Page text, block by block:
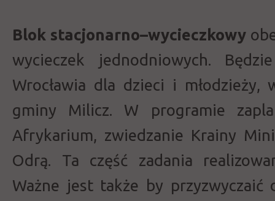
Blok stacjonarno–wycieczkowy
wycieczek jednodniowych.
Wrocławia dla dzieci i młodzieży,
gminy Milicz. W programie
Afrykarium, zwiedzanie Krainy
Odrą. Ta część zadania
Ważne jest także by przyzwyczaić